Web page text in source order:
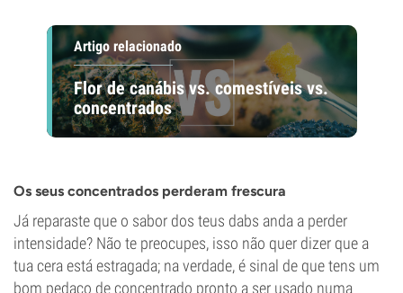
Artigo relacionado
Flor de canábis vs. comestíveis vs.
concentrados
Os seus concentrados perderam frescura
Já reparaste que o sabor dos teus dabs anda a perder
intensidade? Não te preocupes, isso não quer dizer que a
tua cera está estragada; na verdade, é sinal de que tens um
bom pedaço de concentrado pronto a ser usado numa